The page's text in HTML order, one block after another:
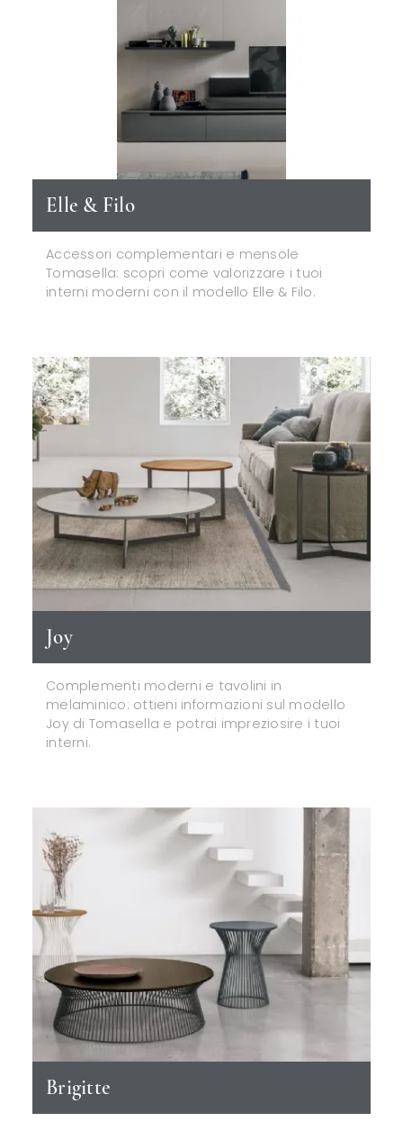
Elle & Filo
Accessori complementari e mensole
Tomasella: scopri come valorizzare i tuoi
interni moderni con il modello Elle & Filo.
Joy
Complementi moderni e tavolini in
melaminico: ottieni informazioni sul modello
Joy di Tomasella e potrai impreziosire i tuoi
interni.
Brigitte